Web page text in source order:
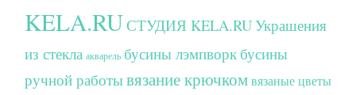
KELA.RUСТУДИЯ KELA.RUУкрашения
из стекла акварель бусины лэмпворк бусины
ручной работывязание крючкомвязаные цветы